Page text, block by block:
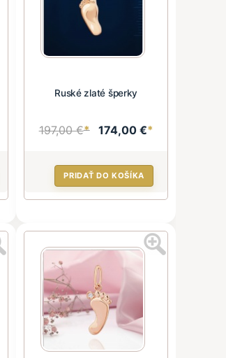
Ruské zlaté šperky
197,00 €* 174,00 €*
PRIDAŤ DO KOŠÍKA